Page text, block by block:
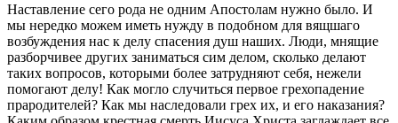
Наставление сего рода не одним Апостолам нужно было. И
мы нередко можем иметь нужду в подобном для вящшаго
возбуждения нас к делу спасения душ наших. Люди, мнящие
разборчивее других заниматься сим делом, сколько делают
таких вопросов, которыми более затрудняют себя, нежели
помогают делу! Как могло случиться первое грехопадение
прародителей? Как мы наследовали грех их, и его наказания?